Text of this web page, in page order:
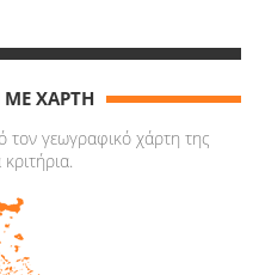
ΧΑΡΤΗ
τον γεωγραφικό χάρτη της